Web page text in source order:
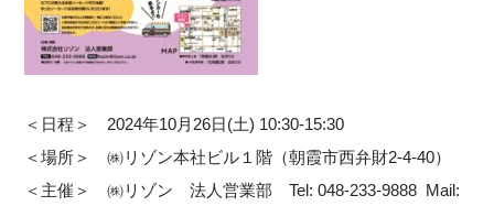
＜日程＞ 2024年10月26日(土) 10:30-15:30
＜場所＞ ㈱リゾン本社ビル１階（朝霞市西弁財2-4-40）
＜主催＞ ㈱リゾン 法人営業部 Tel: 048-233-9888 Mail: